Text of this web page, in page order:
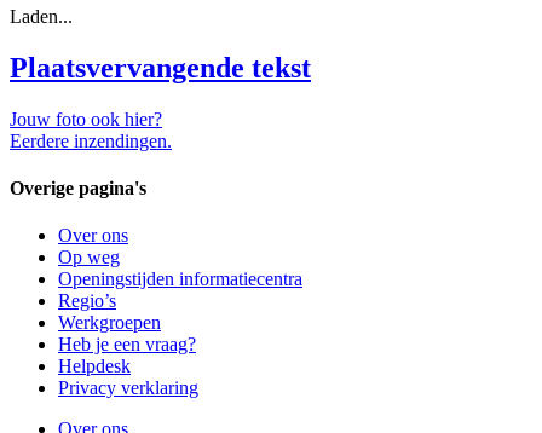
Laden...
Plaatsvervangende tekst
Jouw foto ook hier?
Eerdere inzendingen.
Overige pagina's
Over ons
Op weg
Openingstijden informatiecentra
Regio’s
Werkgroepen
Heb je een vraag?
Helpdesk
Privacy verklaring